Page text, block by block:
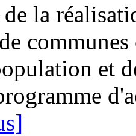
la
et